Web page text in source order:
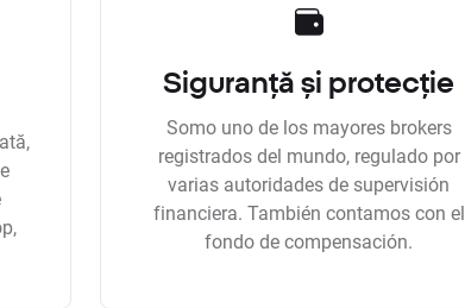
Siguranță și protecție
Somo uno de los mayores brokers
registrados del mundo, regulado por
varias autoridades de supervisión
financiera. También contamos con el
fondo de compensación.